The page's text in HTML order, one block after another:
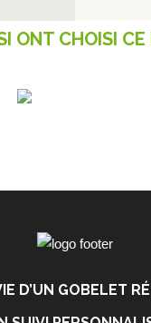
ONT CHOISI
D’UN GOBELET